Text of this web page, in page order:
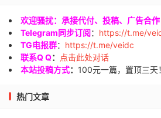
欢迎骚扰：承接代付、投稿、广告合作
Telegram同步订阅： https://t.me/
TG电报群： https://t.me/veidc
联系Q Q：
点击此处对话
本站投稿方式： 100元一篇，置顶三天！
热门文章